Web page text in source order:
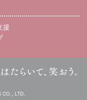
援
CO., LTD.